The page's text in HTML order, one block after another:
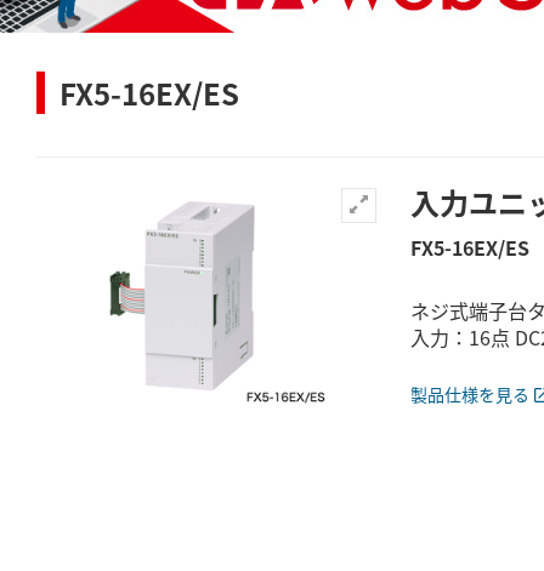
FX5-16EX/ES
入力ユニ
FX5-16EX/ES
ネジ式端子台
入力：16点
製品仕様を見る